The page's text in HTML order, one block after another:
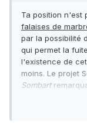
Ta position n'est
falaises de
par la possibilité
qui permet la
l'existence de
moins. Le projet
Sombart
son pouvoir de